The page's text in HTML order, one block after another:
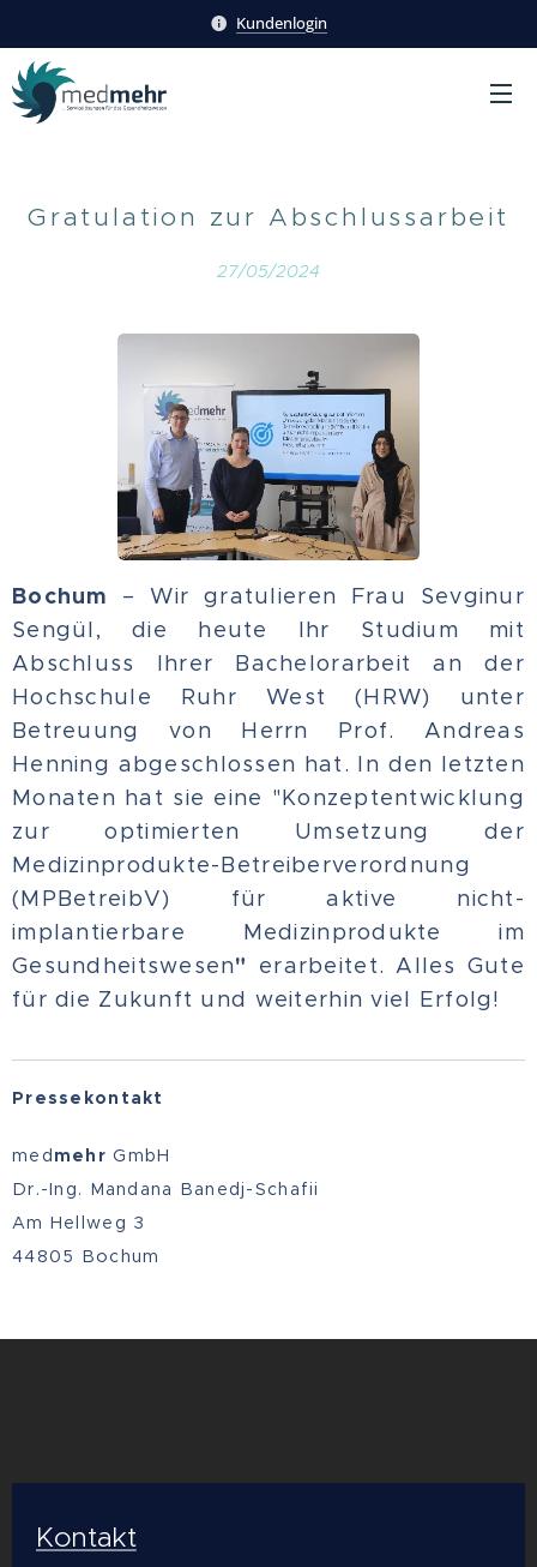
Kundenlogin
Gratulation zur Abschlussarbeit
27/05/2024
Bochum
– Wir gratulieren Frau Sevginur
Sengül, die heute Ihr Studium mit
Abschluss Ihrer Bachelorarbeit an der
Hochschule Ruhr West (HRW) unter
Betreuung von Herrn Prof. Andreas
Henning abgeschlossen hat. In den letzten
Monaten hat sie eine "Konzeptentwicklung
zur optimierten Umsetzung der
Medizinprodukte-Betreiberverordnung
(MPBetreibV) für aktive nicht-
implantierbare Medizinprodukte im
Gesundheitswesen" erarbeitet. Alles Gute
für die Zukunft und weiterhin viel Erfolg!
Pressekontakt
medmehr GmbH
Dr.-Ing. Mandana Banedj-Schafii
Am Hellweg 3
44805 Bochum
Kontakt